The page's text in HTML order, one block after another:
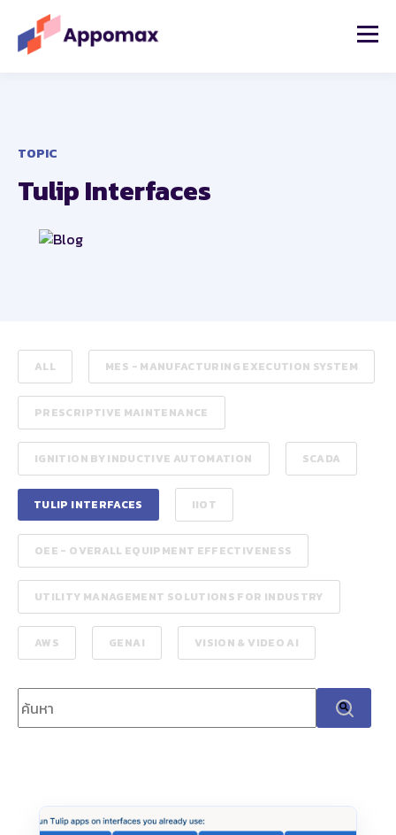
TOPIC
Tulip Interfaces
ALL MES - MANUFACTURING EXECUTION SYSTEM
PRESCRIPTIVE MAINTENANCE
IGNITION BY INDUCTIVE AUTOMATION SCADA
TULIP INTERFACES IIOT
OEE - OVERALL EQUIPMENT EFFECTIVENESS
UTILITY MANAGEMENT SOLUTIONS FOR INDUSTRY
AWS GENAI VISION & VIDEO AI